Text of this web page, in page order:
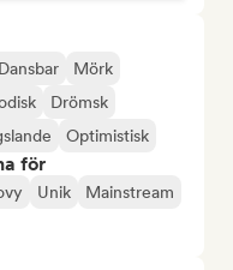
Dansbar
Mörk
Drömsk
Optimistisk
för
Unik
Mainstream